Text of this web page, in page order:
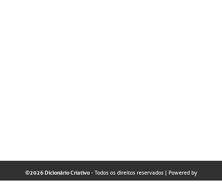
©2026 Dicionário Criativo- Todos os direitos reservados| Powered by